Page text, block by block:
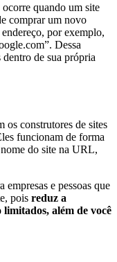
quando um site
comprar um novo
por exemplo,
Dessa
de sua própria
os construtores de sites
funcionam de forma
do site na URL,
e pessoas que
pois reduz a
além de você